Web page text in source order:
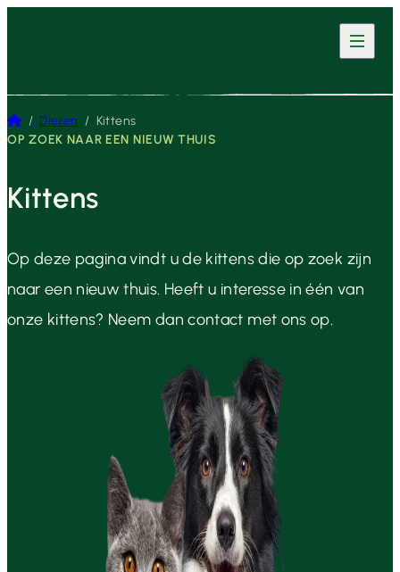
Home
/Dieren / Kittens
OP ZOEK NAAR EEN NIEUW THUIS
Kittens
Op deze pagina vindt u de kittens die op zoek zijn
naar een nieuw thuis. Heeft u interesse in één van
onze kittens? Neem dan contact met ons op.